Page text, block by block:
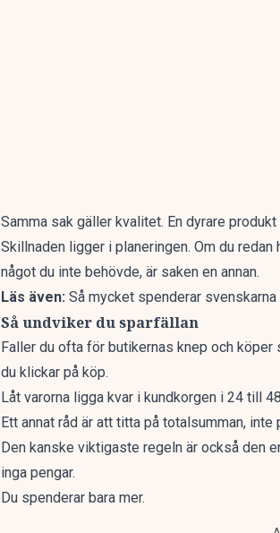
Samma sak gäller kvalitet. En dyrare
Skillnaden ligger i planeringen. Om du
något du inte behövde, är saken en annan.
Läs även: Så mycket spenderar
Så undviker du sparfällan
Faller du ofta för butikernas knep och
du klickar på köp.
Låt varorna ligga kvar i kundkorgen i 24 till
Ett annat råd är att titta på totalsumman, inte
Den kanske viktigaste regeln är också den
inga pengar.
Du spenderar bara mer.